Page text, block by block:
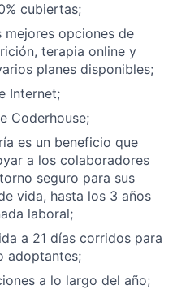
cubiertas;
mejores opciones de
terapia online y
planes disponibles;
Internet;
Coderhouse;
es un beneficio que
a los colaboradores
seguro para sus
vida, hasta los 3 años
laboral;
a 21 días corridos para
adoptantes;
a lo largo del año;